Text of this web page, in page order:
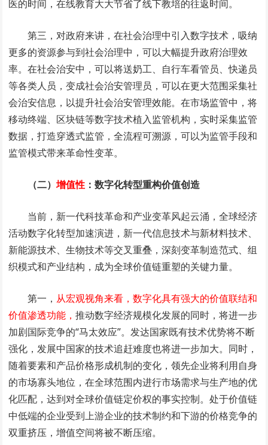
医的时间，在线教育大大节省了线下教培的往返时间。
第三，对政府来讲，在社会治理中引入数字技术，吸纳
更多的资源参与到社会治理中，可以大幅提升政府治理效
率。在社会治安中，可以将送奶工、自行车看管员、快递员
等各类人员，变成社会治安管理员，可以在更大范围采集社
会治安信息，以提升社会治安管理效能。在市场监管中，将
移动终端、区块链等数字技术植入监管机构，实时采集监管
数据，打造穿透式监管，全流程可溯源，可以为监管手段和
监管模式带来革命性变革。
（二）增值性 ：数字化转型重构价值创造
当前，新一代科技革命和产业变革风起云涌，全球经济
活动数字化转型加速演进，新一代信息技术与新材料技术、
新能源技术、生物技术等交叉重叠，深刻变革制造范式、组
织模式和产业结构，成为全球价值链重塑的关键力量。
第一， 从宏观视角来看，数字化具有强大的价值联结和
价值渗透功能，推动数字经济规模化发展的同时，将进一步
加剧国际竞争的“马太效应”。发达国家既有技术优势将不断
强化，发展中国家的技术追赶难度也将进一步加大。同时，
随着要素和产品价格形成机制的变化，领先企业将利用自身
的市场寡头地位，在全球范围内进行市场需求与生产地的优
化匹配，达到对全球价值链定价权的事实控制。处于价值链
中低端的企业受到上游企业的技术制约和下游的价格竞争的
双重挤压，增值空间将被不断压缩。